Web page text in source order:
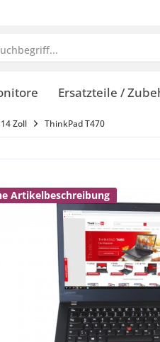
Ersatzteile /
Zoll ThinkPad T470
Artikelbeschreibung